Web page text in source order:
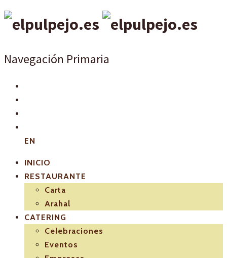
Navegación Primaria
EN
INICIO
RESTAURANTE
Carta
Arahal
CATERING
Celebraciones
Eventos